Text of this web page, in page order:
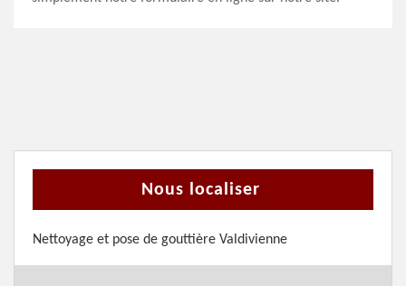
Nous localiser
Nettoyage et pose de gouttière Valdivienne